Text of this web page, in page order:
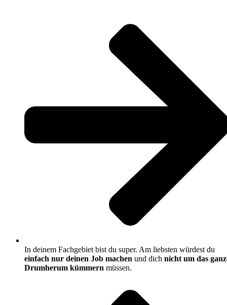
In deinem Fachgebiet bist du super. Am liebsten würdest du
einfach nur deinen Job machen und dich nicht um das
Drumherum kümmern müssen.